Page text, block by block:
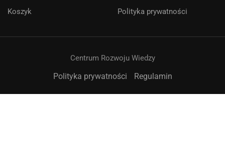
Koszyk Polityka prywatności
Centrum Rozwoju Wiedzy
Polityka prywatności Regulamin